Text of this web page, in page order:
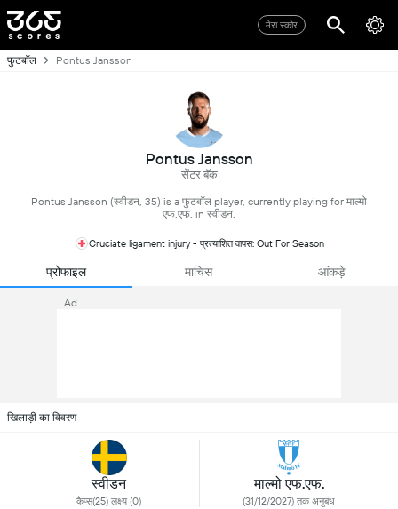
मेरा स्कोर
फुटबॉल Pontus Jansson
Pontus Jansson
सेंटर बॅक
Pontus Jansson (स्वीडन, 35) is a फुटबॉल player, currently playing for माल्मो
एफ.एफ. in स्वीडन.
Cruciate ligament injury - प्रत्याशित वापस: Out For Season
प्रोफाइल माचिस आंकड़े
Ad
खिलाड़ी का विवरण
स्वीडन
कैप्स(25) लक्ष्य (0)
माल्मो एफ.एफ.
(31/12/2027) तक अनुबंध